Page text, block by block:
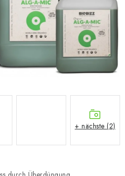
AGB
Blog
Impressum
+ nächste (2)